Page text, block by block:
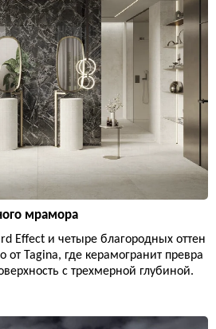
мрамора
Effect и четыре благородных оттен
от Tagina, где керамогранит превра
с трехмерной глубиной.